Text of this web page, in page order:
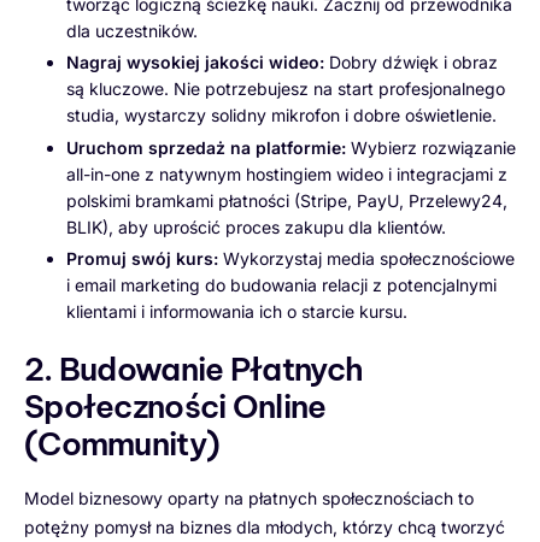
tworząc logiczną ścieżkę nauki. Zacznij od przewodnika
dla uczestników.
Nagraj wysokiej jakości wideo: Dobry dźwięk i obraz
są kluczowe. Nie potrzebujesz na start profesjonalnego
studia, wystarczy solidny mikrofon i dobre oświetlenie.
Uruchom sprzedaż na platformie: Wybierz rozwiązanie
all-in-one z natywnym hostingiem wideo i integracjami z
polskimi bramkami płatności (Stripe, PayU, Przelewy24,
BLIK), aby uprościć proces zakupu dla klientów.
Promuj swój kurs: Wykorzystaj media społecznościowe
i email marketing do budowania relacji z potencjalnymi
klientami i informowania ich o starcie kursu.
2. Budowanie Płatnych
Społeczności Online
(Community)
Model biznesowy oparty na płatnych społecznościach to
potężny pomysł na biznes dla młodych, którzy chcą tworzyć